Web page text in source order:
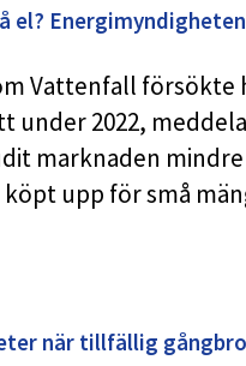
el?
Vattenfall försökte
2022,
marknaden
upp för små
när tillfällig